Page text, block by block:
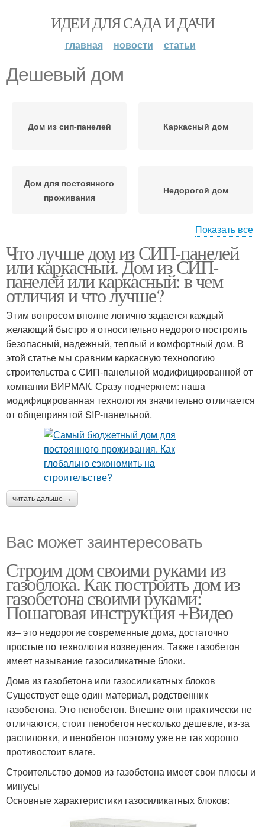
ИДЕИ ДЛЯ САДА И ДАЧИ
главная новости статьи
Дешевый дом
Дом из сип-панелей Каркасный дом
Дом для постоянного
проживания
Недорогой дом
Дом из бруса Бюджетный дом
Показать все
Что лучше дом из СИП-панелей
или каркасный. Дом из СИП-
панелей или каркасный: в чем
отличия и что лучше?
Этим вопросом вполне логично задается каждый
желающий быстро и относительно недорого построить
безопасный, надежный, теплый и комфортный дом. В
этой статье мы сравним каркасную технологию
строительства с СИП-панельной модифицированной от
компании ВИРМАК. Сразу подчеркнем: наша
модифицированная технология значительно отличается
от общепринятой SIP-панельной.
читать дальше →
Вас может заинтересовать
Строим дом своими руками из
газоблока. Как построить дом из
газобетона своими руками:
Пошаговая инструкция +Видео
из– это недорогие современные дома, достаточно
простые по технологии возведения. Также газобетон
имеет называние газосиликатные блоки.
Дома из газобетона или газосиликатных блоков
Существует еще один материал, родственник
газобетона. Это пенобетон. Внешне они практически не
отличаются, стоит пенобетон несколько дешевле, из-за
распиловки, и пенобетон поэтому уже не так хорошо
противостоит влаге.
Строительство домов из газобетона имеет свои плюсы и
минусы
Основные характеристики газосиликатных блоков: